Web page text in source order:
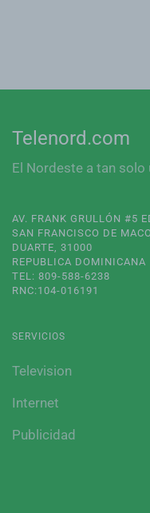
Telenord.com
El Nordeste a tan solo
AV. FRANK GRULLÓN #5
SAN FRANCISCO DE
DUARTE, 31000
REPUBLICA DOMINICANA
TEL: 809-588-6238
RNC:104-016191
SERVICIOS
Television
Internet
Publicidad